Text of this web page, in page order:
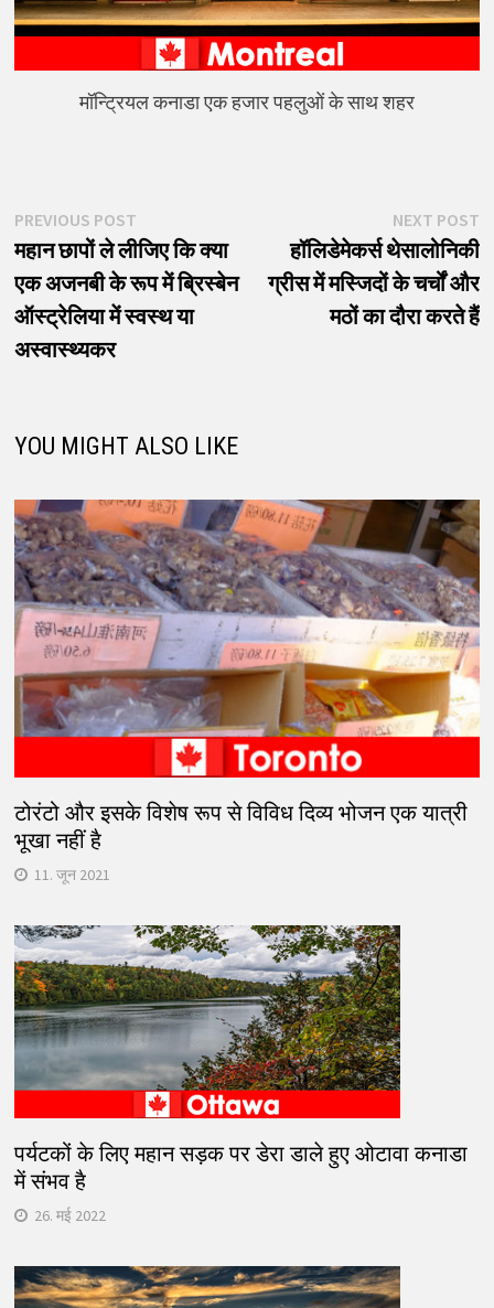
मॉन्ट्रियल कनाडा एक हजार पहलुओं के साथ शहर
पोस्ट
नेविगेशन
PREVIOUS POSTPrevious
post:
महान छापों ले लीजिए कि क्या
एक अजनबी के रूप में ब्रिस्बेन
ऑस्ट्रेलिया में स्वस्थ या
अस्वास्थ्यकर
NEXT POST
हॉलिडेमेकर्स थेसालोनिकी
ग्रीस में मस्जिदों के चर्चों और
मठों का दौरा करते हैं
YOU MIGHT ALSO LIKE
टोरंटो और इसके विशेष रूप से विविध दिव्य भोजन एक यात्री
भूखा नहीं है
11. जून 2021
पर्यटकों के लिए महान सड़क पर डेरा डाले हुए ओटावा कनाडा
में संभव है
26. मई 2022